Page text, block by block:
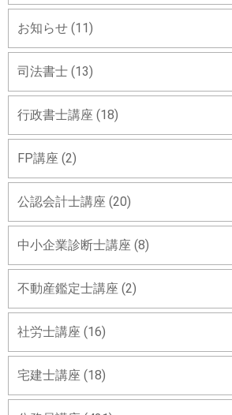
お知らせ (11)
司法書士 (13)
行政書士講座 (18)
FP講座 (2)
公認会計士講座 (20)
中小企業診断士講座 (8)
不動産鑑定士講座 (2)
社労士講座 (16)
宅建士講座 (18)